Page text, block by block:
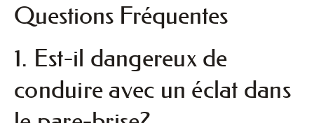
Questions Fréquentes
1. Est-il dangereux de
conduire avec un éclat dans